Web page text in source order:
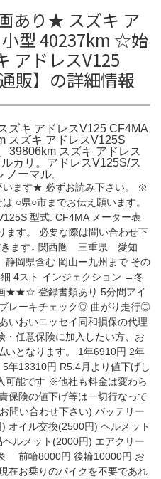
あり★ スズキ ア
小型 40237km ☆始
アドレスV125
販】の詳細情報
キ アドレスV125 CF4MA
スズキ アドレスV125S
39806km スズキ アドレス
カリ。アドレスV125S/ス
ーマル。
ます★ 必ずお読み下さい。 ※
○県○市までお伝え願います。
型式: CF4MA メーター表
ます。 必要な際は問い合わせ下
きます↓ 関西圏 三重県 愛知
岡県含む 岡山ー九州まで その
4スト インジェクション →冬
★★☆ 登録書類あり 5分間アイ
レーキチェック◎ 曲がり走行◎
おいニッセイ同和損保の代理
・任意保険に加入したい方、お
いとなります。 1年6910円 2年
年13310円 R5.4月より値下げし
可能です ※他社も料金は変わら
保険の値下げ等は一切行なって
問い合わせ下さい) バッテリー
オイル交換(2500円) ヘルメット
ルメット(2000円) エアクリー
前輪8000円 後輪10000円 お
在お乗りのバイクを不要であれ